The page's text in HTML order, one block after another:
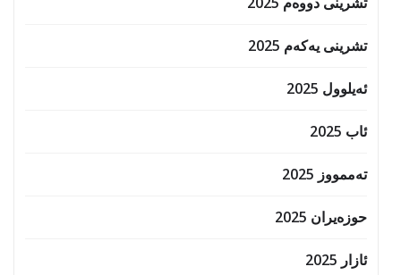
تشرینی یەکەم 2025
ئەیلوول 2025
ئاب 2025
تەممووز 2025
حوزه‌یران 2025
ئازار 2025